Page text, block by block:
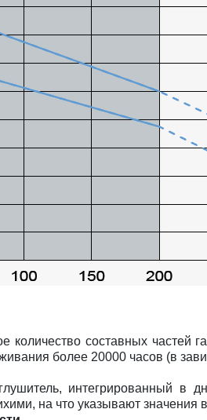
количество составных частей
более 20000 часов (в
интегрированный в
на что указывают значения